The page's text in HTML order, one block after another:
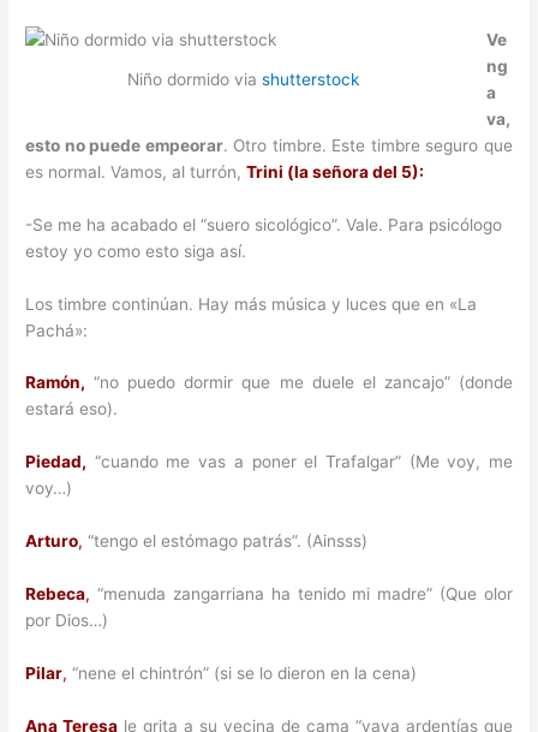
Niño dormido viashutterstock
Ve
ng
a
va,
esto no puede empeorar. Otro timbre. Este timbre seguro que
es normal. Vamos, al turrón,Trini (la señora del 5):
-Se me ha acabado el “suero sicológico”. Vale. Para psicólogo
estoy yo como esto siga así.
Los timbre continúan. Hay más música y luces que en «La
Pachá»:
Ramón, “no puedo dormir que me duele el zancajo” (donde
estará eso).
Piedad, “cuando me vas a poner el Trafalgar” (Me voy, me
voy…)
Arturo, “tengo el estómago patrás”. (Ainsss)
Rebeca, “menuda zangarriana ha tenido mi madre” (Que olor
por Dios…)
Pilar, “nene el chintrón” (si se lo dieron en la cena)
Ana Teresa le grita a su vecina de cama “vaya ardentías que